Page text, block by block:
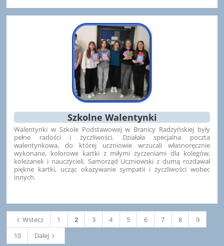
Szkolne Walentynki
Walentynki w Szkole Podstawowej w Branicy Radzyńskiej były
pełne radości i życzliwości. Działała specjalna poczta
walentynkowa, do której uczniowie wrzucali własnoręcznie
wykonane, kolorowe kartki z miłymi życzeniami dla kolegów,
koleżanek i nauczycieli. Samorząd Uczniowski z dumą rozdawał
piękne kartki, ucząc okazywanie sympatii i życzliwości wobec
innych.
Wstecz 1 2 3 4 5 6 7 8
9
10
Dalej